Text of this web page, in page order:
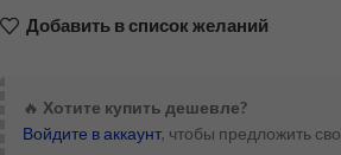
Добавить в список желаний
🔥 Хотите купить дешевле?
Войдите в аккаунт, чтобы предложить